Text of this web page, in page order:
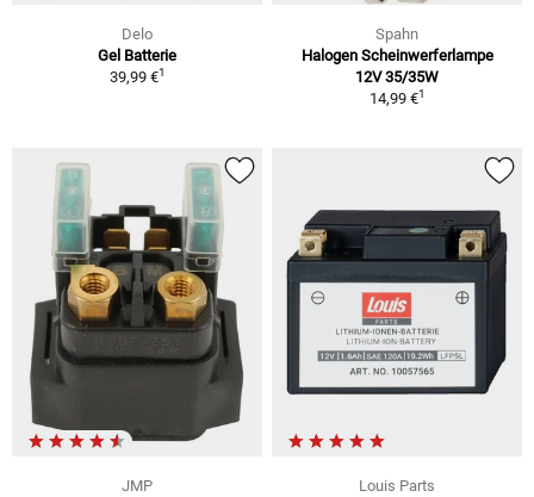
Delo
Gel Batterie
39,99 €1
Spahn
Halogen Scheinwerferlampe
12V 35/35W
14,99 €1
JMP Louis Parts